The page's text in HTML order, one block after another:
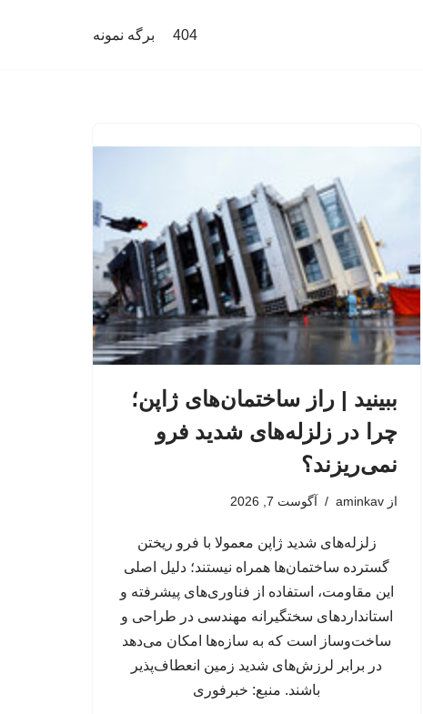
404 برگه نمونه
ببینید | راز ساختمان‌های ژاپن؛
چرا در زلزله‌های شدید فرو
نمی‌ریزند؟
از aminkav آگوست 7, 2026
زلزله‌های شدید ژاپن معمولا با فرو ریختن
گسترده ساختمان‌ها همراه نیستند؛ دلیل اصلی
این مقاومت، استفاده از فناوری‌های پیشرفته و
استانداردهای سختگیرانه مهندسی در طراحی و
ساخت‌وساز است که به سازه‌ها امکان می‌دهد
در برابر لرزش‌های شدید زمین انعطاف‌پذیر
باشند. منبع: خبرفوری